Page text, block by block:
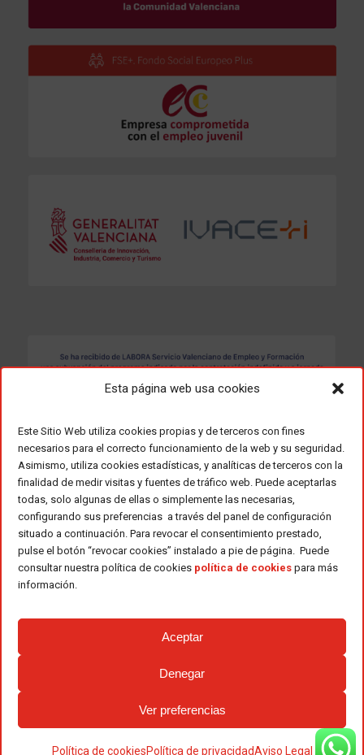
Esta página web usa cookies
Este Sitio Web utiliza cookies propias y de terceros con fines
necesarios para el correcto funcionamiento de la web y su seguridad.
Asimismo, utiliza cookies estadísticas, y analíticas de terceros con la
finalidad de medir visitas y fuentes de tráfico web. Puede aceptarlas
todas, solo algunas de ellas o simplemente las necesarias,
configurando sus preferencias a través del panel de configuración
situado a continuación. Para revocar el consentimiento prestado,
pulse el botón “revocar cookies” instalado a pie de página. Puede
consultar nuestra política de cookies política de cookies para más
información.
Aceptar
Denegar
Ver preferencias
Política de cookiesPolítica de privacidadAviso Legal